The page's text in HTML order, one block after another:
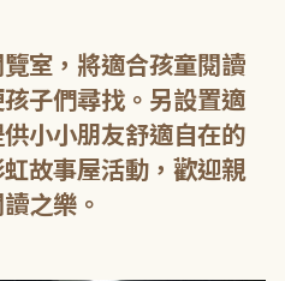
室，將適合孩童閱讀
子們尋找。另設置適
小小朋友舒適自在的
故事屋活動，歡迎親
之樂。